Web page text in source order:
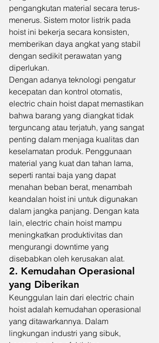
pengangkutan material secara terus-
menerus. Sistem motor listrik pada
hoist ini bekerja secara konsisten,
memberikan daya angkat yang stabil
dengan sedikit perawatan yang
diperlukan.
Dengan adanya teknologi pengatur
kecepatan dan kontrol otomatis,
electric chain hoist dapat memastikan
bahwa barang yang diangkat tidak
terguncang atau terjatuh, yang sangat
penting dalam menjaga kualitas dan
keselamatan produk. Penggunaan
material yang kuat dan tahan lama,
seperti rantai baja yang dapat
menahan beban berat, menambah
keandalan hoist ini untuk digunakan
dalam jangka panjang. Dengan kata
lain, electric chain hoist mampu
meningkatkan produktivitas dan
mengurangi downtime yang
disebabkan oleh kerusakan alat.
2. Kemudahan Operasional
yang Diberikan
Keunggulan lain dari electric chain
hoist adalah kemudahan operasional
yang ditawarkannya. Dalam
lingkungan industri yang sibuk,